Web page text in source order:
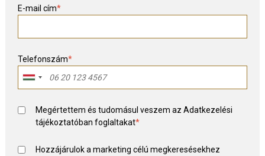
E-mail cím*
Telefonszám*
Megértettem és tudomásul veszem azAdatkezelési
tájékoztatóban foglaltakat*
Hozzájárulok a marketing célú megkeresésekhez